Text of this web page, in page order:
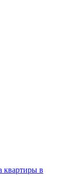
квартиры в